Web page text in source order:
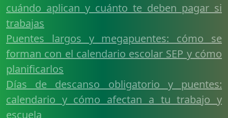
cuándo aplican y cuánto te deben pagar si
trabajas
Puentes largos y megapuentes: cómo se
forman con el calendario escolar SEP y cómo
planificarlos
Días de descanso obligatorio y puentes:
calendario y cómo afectan a tu trabajo y
escuela